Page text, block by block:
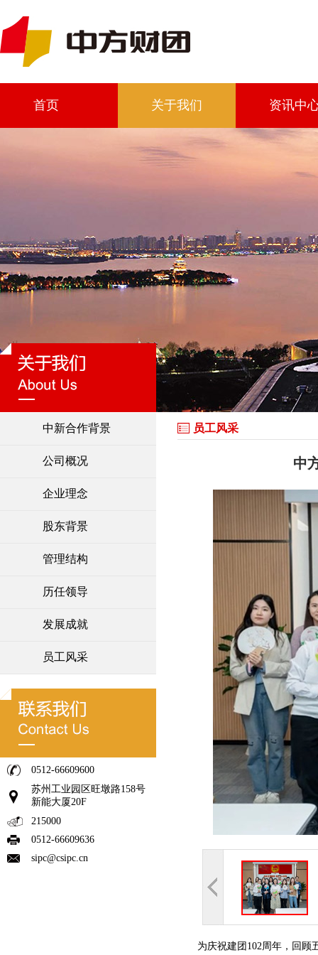
首页 关于我们 资讯中
中新合作背景
公司概况
企业理念
股东背景
管理结构
历任领导
发展成就
员工风采
0512-66609600
苏州工业园区旺墩路158号
新能大厦20F
215000
0512-66609636
sipc@csipc.cn
员工风采
中
为庆祝建团102周年，回顾